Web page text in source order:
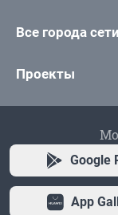
Все города сети
Проекты
Google
App